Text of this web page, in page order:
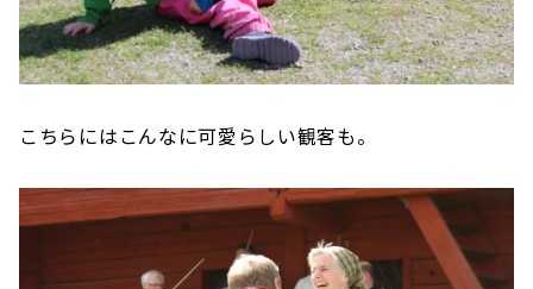
こちらにはこんなに可愛らしい観客も。